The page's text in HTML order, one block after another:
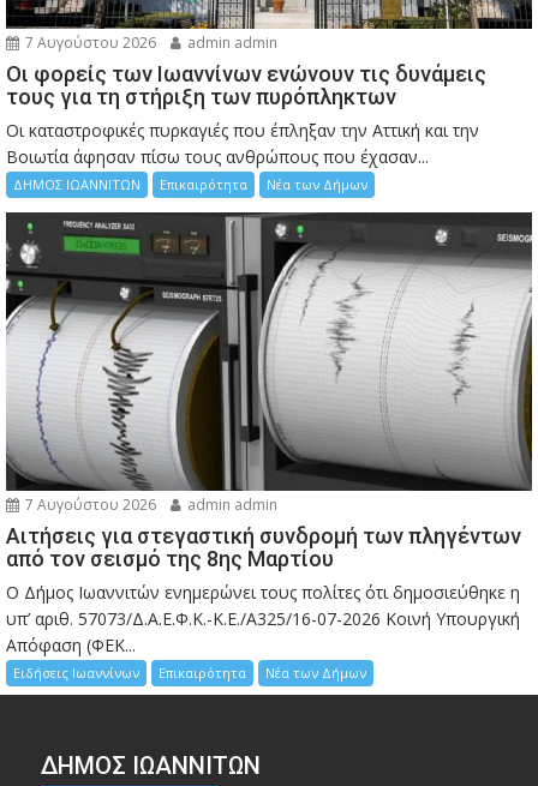
7 Αυγούστου 2026 admin admin
Οι φορείς των Ιωαννίνων ενώνουν τις δυνάμεις
τους για τη στήριξη των πυρόπληκτων
Οι καταστροφικές πυρκαγιές που έπληξαν την Αττική και την
Bοιωτία άφησαν πίσω τους ανθρώπους που έχασαν...
ΔΗΜΟΣ ΙΩΑΝΝΙΤΩΝ Επικαιρότητα Νέα των Δήμων
7 Αυγούστου 2026 admin admin
Αιτήσεις για στεγαστική συνδρομή των πληγέντων
από τον σεισμό της 8ης Μαρτίου
Ο Δήμος Ιωαννιτών ενημερώνει τους πολίτες ότι δημοσιεύθηκε η
υπ’ αριθ. 57073/Δ.Α.Ε.Φ.Κ.-Κ.Ε./Α325/16-07-2026 Κοινή Υπουργική
Απόφαση (ΦΕΚ...
Ειδήσεις Ιωαννίνων Επικαιρότητα Νέα των Δήμων
ΔΗΜΟΣ ΙΩΑΝΝΙΤΩΝ